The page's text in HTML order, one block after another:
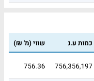
כמות ע.נ
שווי (מ' ₪)
756,356,197
756.36